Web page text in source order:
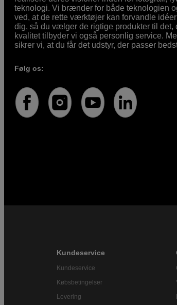
teknologi. Vi brænder for både teknologien
ved, at de rette værktøjer kan forvandle
dig, så du vælger de rigtige produkter til det,
kvalitet tilbyder vi også personlig service.
sikrer vi, at du får det udstyr, der passer
Følg os:
Kundeservice
Kundeservice
Købsbetingelser
Levering